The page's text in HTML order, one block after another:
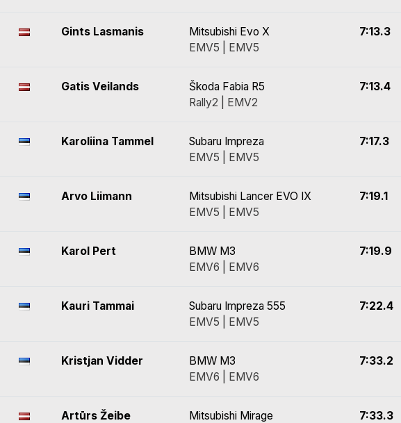
Gints Lasmanis
Mitsubishi Evo X
EMV5 | EMV5
7:13.3
Gatis Veilands
Škoda Fabia R5
Rally2 | EMV2
7:13.4
Karoliina Tammel
Subaru Impreza
EMV5 | EMV5
7:17.3
Arvo Liimann
Mitsubishi Lancer EVO IX
EMV5 | EMV5
7:19.1
Karol Pert
BMW M3
EMV6 | EMV6
7:19.9
Kauri Tammai
Subaru Impreza 555
EMV5 | EMV5
7:22.4
Kristjan Vidder
BMW M3
EMV6 | EMV6
7:33.2
Artūrs Žeibe
Mitsubishi Mirage
7:33.3